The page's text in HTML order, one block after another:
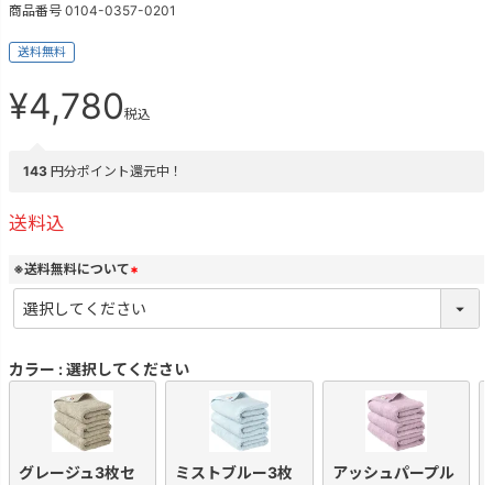
商品番号 0104-0357-0201
送料無料
¥4,780税込
143 円分ポイント還元中！
送料込
※送料無料について
(
必
須
カラー 選択してください
グレージュ3枚セ
ミストブルー3枚
アッシュパープル